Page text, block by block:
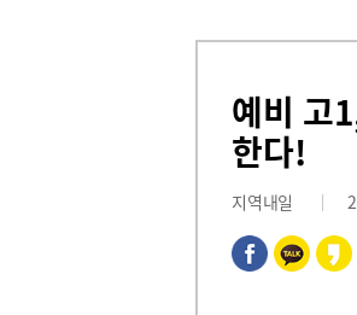
예비 고
한다!
지역내일